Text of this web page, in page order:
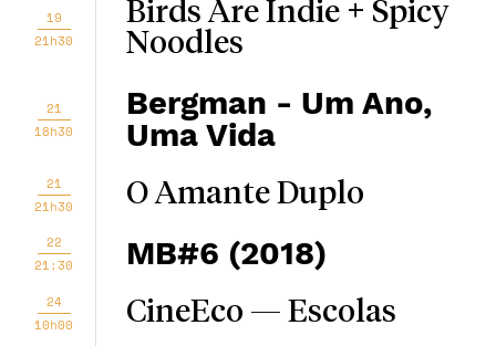
19
21h30
Birds Are Indie + Spicy
Noodles
21
18h30
Bergman - Um Ano,
Uma Vida
21
21h30
O Amante Duplo
22
21:30
MB#6 (2018)
24
10h00
CineEco — Escolas